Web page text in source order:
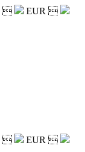
 EUR 
 EUR 